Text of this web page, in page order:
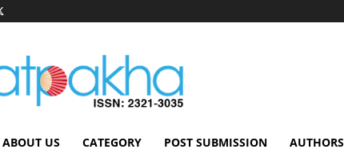
Hatpakha
Magazine
ABOUT US CATEGORY POST SUBMISSION AUTHORS